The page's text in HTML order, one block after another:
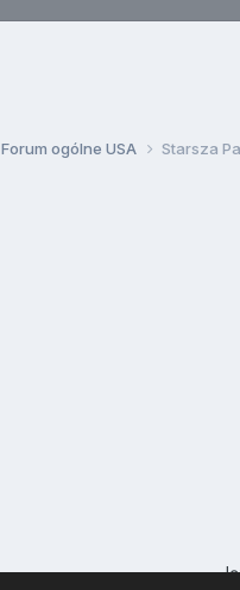
Forum ogólne USA Starsza